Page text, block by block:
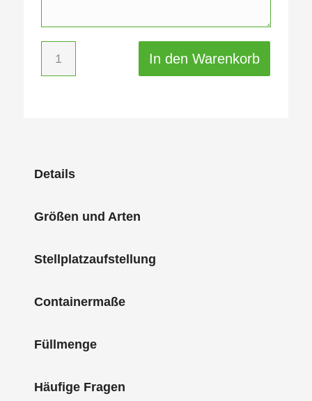
In den Warenkorb
Details
Größen und Arten
Stellplatzaufstellung
Containermaße
Füllmenge
Häufige Fragen